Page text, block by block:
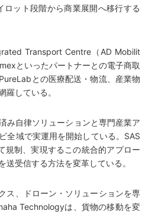
ロット段階から商業展開へ移行する
Transport Centre（AD Mobilit
といったパートナーとの電子商取
との医療配送・物流、産業物
羅している。
み自律ソリューションと専門産業ア
全域で実運用を開始している。SAS
規制、実現するこの統合的アプロー
送受信する方法を変革している。
ス、ドローン・ソリューションを専
Technologyは、貨物の移動を変